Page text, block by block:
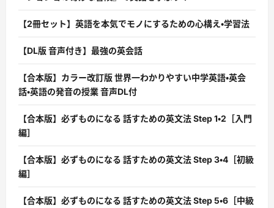
【2冊セット】英語を本気でモノにするための心構え・学習法
【DL版 音声付き】最強の英会話
【合本版】カラー改訂版 世界一わかりやすい中学英語・英会
話・英語の発音の授業 音声DL付
【合本版】必ずものになる 話すための英文法 Step 1・2［入門
編］
【合本版】必ずものになる 話すための英文法 Step 3・4［初級
編］
【合本版】必ずものになる 話すための英文法 Step 5・6［中級